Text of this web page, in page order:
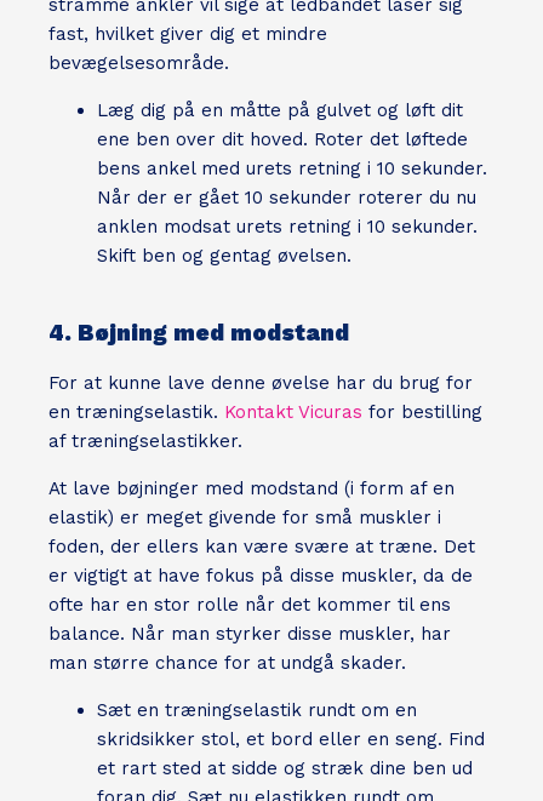
stramme ankler vil sige at ledbåndet låser sig
fast, hvilket giver dig et mindre
bevægelsesområde.
Læg dig på en måtte på gulvet og løft dit
ene ben over dit hoved. Roter det løftede
bens ankel med urets retning i 10 sekunder.
Når der er gået 10 sekunder roterer du nu
anklen modsat urets retning i 10 sekunder.
Skift ben og gentag øvelsen.
4. Bøjning med modstand
For at kunne lave denne øvelse har du brug for
en træningselastik. Kontakt Vicuras for bestilling
af træningselastikker.
At lave bøjninger med modstand (i form af en
elastik) er meget givende for små muskler i
foden, der ellers kan være svære at træne. Det
er vigtigt at have fokus på disse muskler, da de
ofte har en stor rolle når det kommer til ens
balance. Når man styrker disse muskler, har
man større chance for at undgå skader.
Sæt en træningselastik rundt om en
skridsikker stol, et bord eller en seng. Find
et rart sted at sidde og stræk dine ben ud